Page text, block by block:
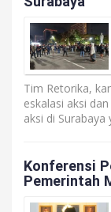
Tim Retorika,
eskalasi aksi
aksi di Surabaya
Konferensi
Pemerintah